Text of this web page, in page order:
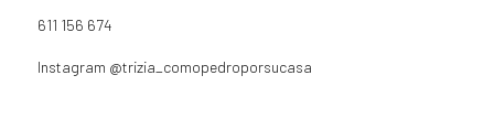
611 156 674
Instagram @trizia_comopedroporsucasa